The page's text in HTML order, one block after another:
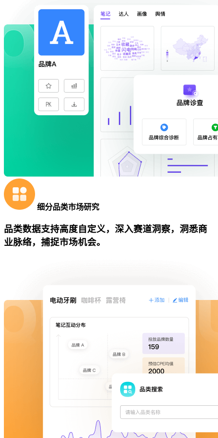
细分品类市场研究
品类数据支持高度自定义，深入赛道洞察，洞悉商
业脉络，捕捉市场机会。